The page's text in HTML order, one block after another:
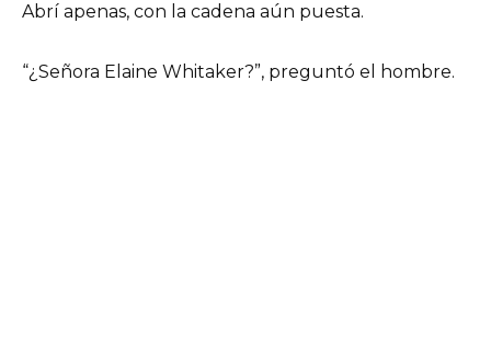
Abrí apenas, con la cadena aún puesta.
“¿Señora Elaine Whitaker?”, preguntó el hombre.